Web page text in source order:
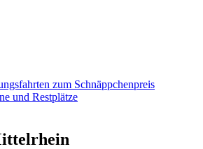
zum Schnäppchenpreis
und Restplätze